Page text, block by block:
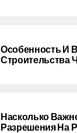
Особенность И
Строительства
Насколько
Разрешения На